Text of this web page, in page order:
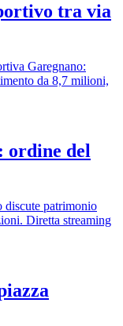
tra via
Garegnano:
da 8,7 milioni,
ordine del
patrimonio
Diretta streaming